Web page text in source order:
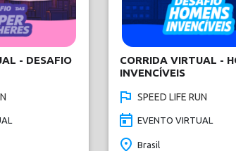
- DESAFIO
CORRIDA VIRTUAL -
INVENCÍVEIS
SPEED LIFE RUN
EVENTO VIRTUAL
Brasil